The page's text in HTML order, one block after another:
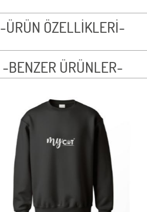
-ÜRÜN ÖZELLİKLERİ-
-BENZER ÜRÜNLER-